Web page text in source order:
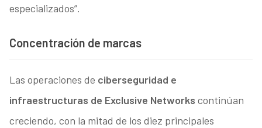
especializados”.
Concentración de marcas
Las operaciones de ciberseguridad e
infraestructuras de Exclusive Networks continúan
creciendo, con la mitad de los diez principales